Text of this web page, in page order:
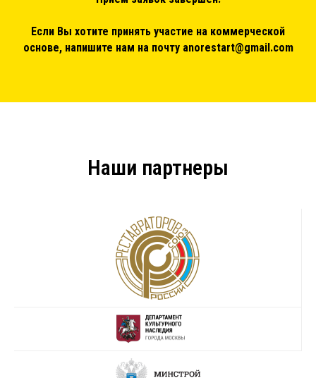
Если Вы хотите принять участие на коммерческой
основе, напишите нам на почту anorestart@gmail.com
Наши партнеры